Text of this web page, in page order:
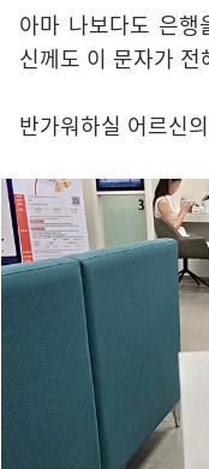
아마 나보다도 은
신께도 이 문자가 전
반가워하실 어르신